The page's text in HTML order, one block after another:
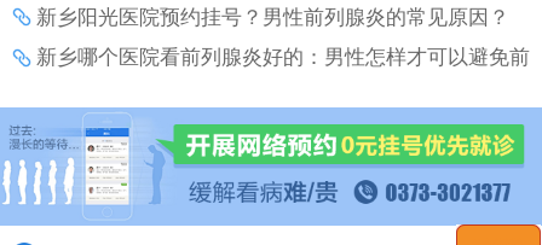
新乡阳光医院预约挂号？男性前列腺炎的常见原因？
新乡哪个医院看前列腺炎好的：男性怎样才可以避免前